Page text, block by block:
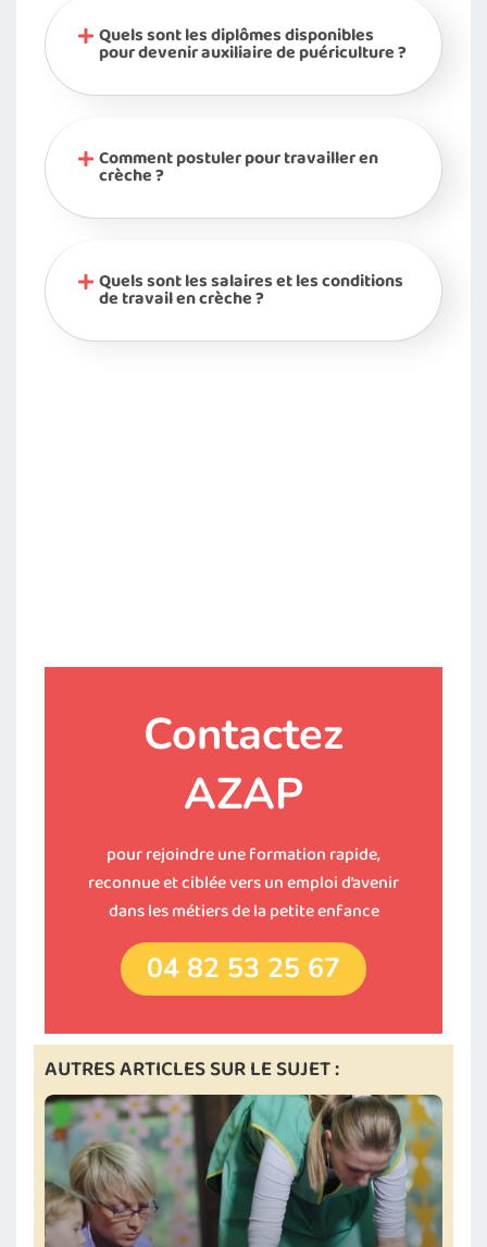
Quels sont les diplômes disponibles
pour devenir auxiliaire de puériculture ?
Comment postuler pour travailler en
crèche ?
Quels sont les salaires et les conditions
de travail en crèche ?
Contactez
AZAP
pour rejoindre une formation rapide,
reconnue et ciblée vers un emploi d’avenir
dans les métiers de la petite enfance
04 82 53 25 67
AUTRES ARTICLES SUR LE SUJET :